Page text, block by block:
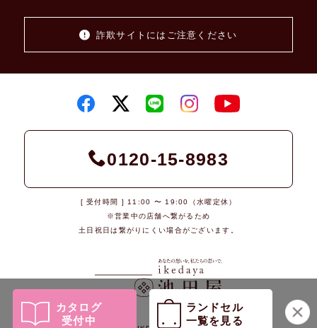
カタログ
受付中
ランドセル
一覧を見る
詐欺サイトにはご注意ください
0120-15-8983
[ 受付時間 ] 11:00 〜 19:00（水曜定休）
※営業中の店舗へ繋がるため
土日祝日は繋がりにくい場合がございます。